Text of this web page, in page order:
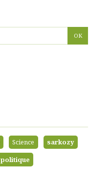
Science
sarkozy
politique